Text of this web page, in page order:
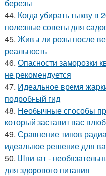
березы
44. Когда убирать тыкву в
полезные советы для
45. Живы ли розы после
реальность
46. Опасности заморозки
не рекомендуется
47. Идеальное время
подробный гид
48. Необычные способы
который заставит вас
49. Сравнение типов
идеальное решение для
50. Шпинат -
для здорового питания